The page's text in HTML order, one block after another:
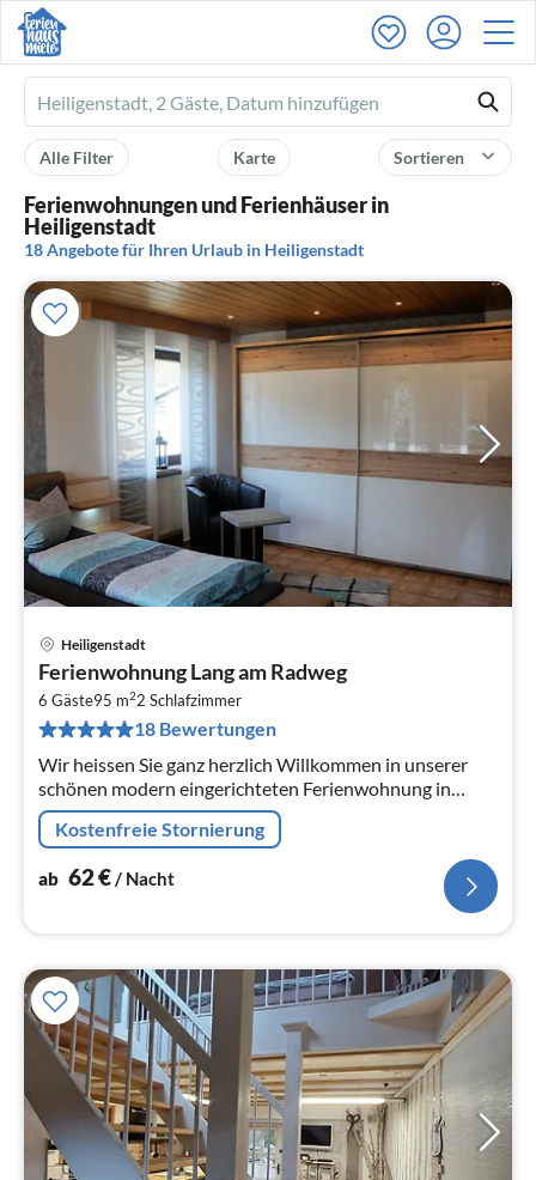
Ferienhausmiete
logo
Sortieren
Karte
Alle Filter
Ferienwohnungen und Ferienhäuser in
Heiligenstadt
18 Angebote für Ihren Urlaub in Heiligenstadt
Heiligenstadt
Ferienwohnung Lang am Radweg
6 Gäste95 m22 Schlafzimmer
18 Bewertungen
Wir heissen Sie ganz herzlich Willkommen in unserer
schönen modern eingerichteten Ferienwohnung in
Traindorf, ein Ortsteil der Marktgemeinde
Heiligenstadt.
Kostenfreie Stornierung
ab 62€/ Nacht